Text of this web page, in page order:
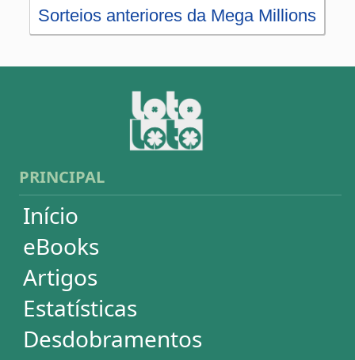
Estatísticas
Desdobramentos
Conferidor
Últimos resultados
Sorteios anteriores
Aumente suas chances
Futebol
Login / Cadastro
Carrinho
SORTEIOS
Mega-Sena